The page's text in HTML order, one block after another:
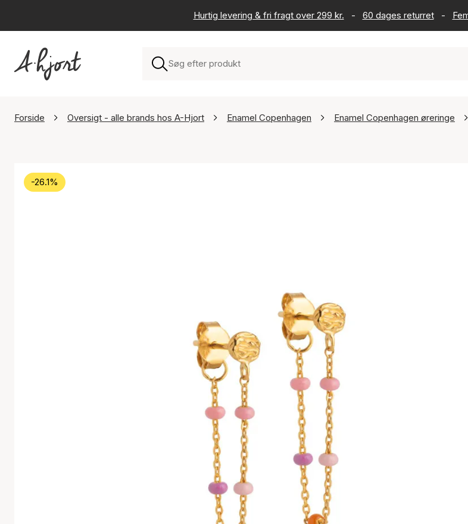
Hurtig levering & fri fragt over 299 kr. - 60 dages returret -
Forside Oversigt - alle brands hos A-Hjort Enamel Copenhagen Enamel Copenhagen øreringe
-26.1%